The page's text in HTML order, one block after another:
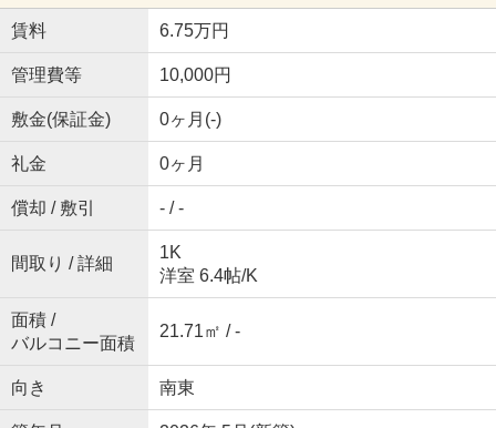
賃料 6.75万円
管理費等 10,000円
敷金(保証金) 0ヶ月(-)
礼金 0ヶ月
償却 / 敷引 - / -
間取り / 詳細
1K
洋室 6.4帖/K
面積 /
バルコニー面積
21.71㎡ / -
向き 南東